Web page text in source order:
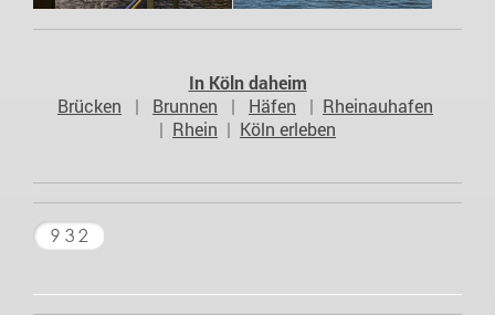
In Köln daheim
Brücken | Brunnen | Häfen | Rheinauhafen
| Rhein | Köln erleben